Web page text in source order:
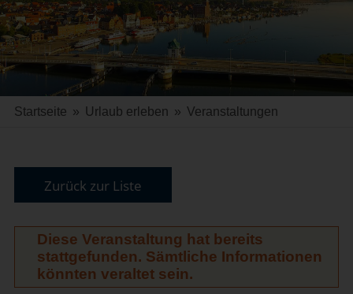
Startseite » Urlaub erleben » Veranstaltungen
Zurück zur Liste
Diese Veranstaltung hat bereits
stattgefunden. Sämtliche Informationen
könnten veraltet sein.